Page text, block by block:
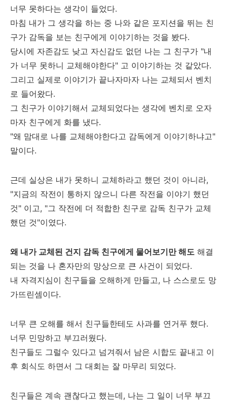
너무 못하다는 생각이 들었다.
마침 내가 그 생각을 하는 중 나와 같은 포지션을 뛰는 친
구가 감독을 보는 친구에게 이야기하는 것을 봤다.
당시에 자존감도 낮고 자신감도 없던 나는 그 친구가 "내
가 너무 못하니 교체해야한다" 고 이야기하는 것 같았다.
그리고 실제로 이야기가 끝나자마자 나는 교체되서 벤치
로 들어왔다.
그 친구가 이야기해서 교체되었다는 생각에 벤치로 오자
마자 친구에게 화를 냈다.
"왜 맘대로 나를 교체해야한다고 감독에게 이야기하냐고"
말이다.
근데 실상은 내가 못하니 교체하라고 했던 것이 아니라,
"지금의 작전이 통하지 않으니 다른 작전을 이야기 했던
것" 이고, "그 작전에 더 적합한 친구로 감독 친구가 교체
했던 것"이였다.
왜 내가 교체된 건지 감독 친구에게 물어보기만 해도 해결
되는 것을 나 혼자만의 망상으로 큰 사건이 되었다.
내 자격지심이 친구들을 오해하게 만들고, 나 스스로도 망
가뜨린셈이다.
너무 큰 오해를 해서 친구들한테도 사과를 연거푸 했다.
너무 민망하고 부끄러웠다.
친구들도 그럴수 있다고 넘겨줘서 남은 시합도 끝내고 이
후 회식도 하면서 그 대회는 잘 마무리 되었다.
친구들은 계속 괜찮다고 했는데, 나는 그 일이 너무 부끄